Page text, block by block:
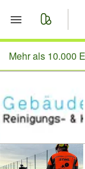
Start
Anzeige
Mehr als 10.000